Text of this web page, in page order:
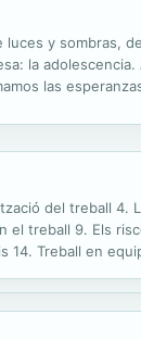
y sombras,
la
las
del treball
el treball 9. Els
14. Treball en